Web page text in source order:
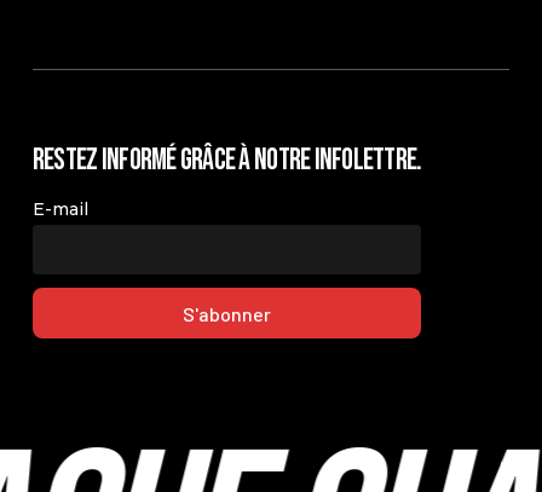
Restez informé grâce à notre infolettre.
E-mail